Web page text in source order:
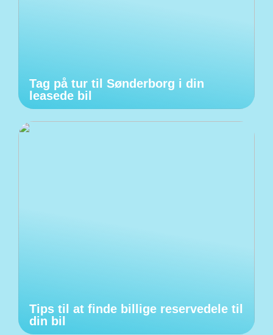
Tag på tur til Sønderborg i din
leasede bil
Tips til at finde billige reservedele til
din bil